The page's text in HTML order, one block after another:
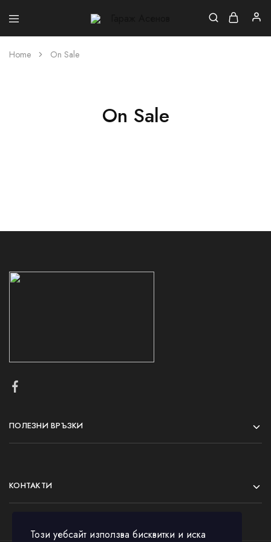
Асенов
Home On Sale
On Sale
ПОЛЕЗНИ ВРЪЗКИ
КОНТАКТИ
Този уебсайт използва бисквитки и иска